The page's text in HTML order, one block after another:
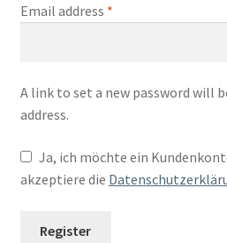
Email address *
A link to set a new password will
address.
Ja, ich möchte ein
akzeptiere die
Register